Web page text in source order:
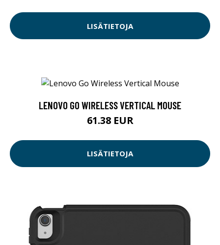
LISÄTIETOJA
LENOVO GO WIRELESS VERTICAL MOUSE
61.38 EUR
LISÄTIETOJA